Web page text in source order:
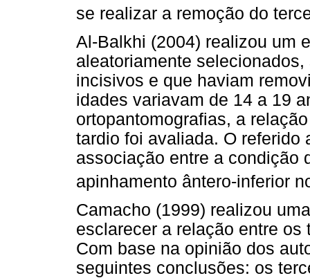
se realizar a remoção do
Al-Balkhi (2004) realizou um
aleatoriamente
incisivos e que haviam
idades variavam de 14 a 19
ortopantomografias, a
tardio foi avaliada. O referido
associação entre a condição
apinhamento ântero-inferior
Camacho (1999) realizou
esclarecer a relação entre
Com base na opinião dos
seguintes conclusões: os